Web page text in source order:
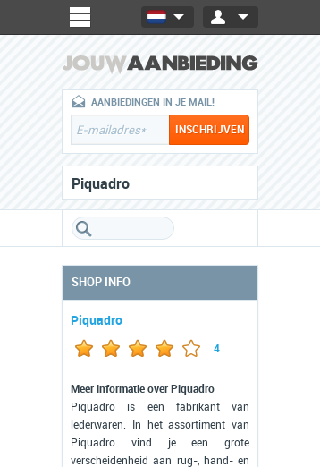
AANBIEDINGEN IN JE MAIL!
Piquadro
SHOP INFO
Piquadro
4
Meer informatie over Piquadro
Piquadro is een fabrikant van
lederwaren. In het assortiment van
Piquadro vind je een grote
verscheidenheid aan rug-, hand- en